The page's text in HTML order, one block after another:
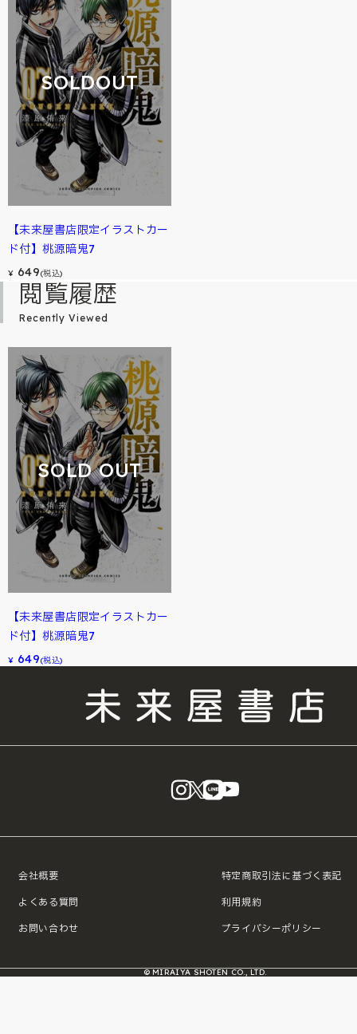
SOLDOUT
【未来屋書店限定イラストカー
ド付】桃源暗鬼7
¥ 649(税込)
閲覧履歴
Recently Viewed
SOLD OUT
【未来屋書店限定イラストカー
ド付】桃源暗鬼7
¥ 649(税込)
instagram
X LINE
会社概要
よくある質問
お問い合わせ
特定商取引法に基づく表記
利用規約
プライバシーポリシー
© MIRAIYA SHOTEN CO., LTD.